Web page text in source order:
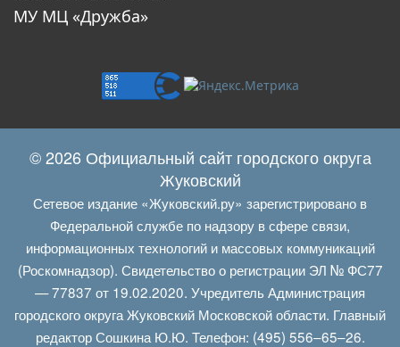
МУ МЦ «Дружба»
© 2026 Официальный сайт городского округа
Жуковский
Сетевое издание «Жуковский.ру» зарегистрировано в
Федеральной службе по надзору в сфере связи,
информационных технологий и массовых коммуникаций
(Роскомнадзор). Свидетельство о регистрации ЭЛ № ФС77
— 77837 от 19.02.2020. Учредитель Администрация
городского округа Жуковский Московской области. Главный
редактор Сошкина Ю.Ю. Телефон: (495) 556–65–26.